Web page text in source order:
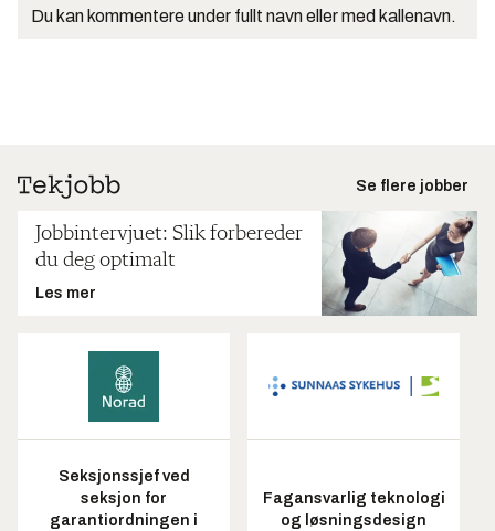
Du kan kommentere under fullt navn eller med kallenavn.
Se flere jobber
Jobbintervjuet: Slik forbereder
du deg optimalt
Les mer
Seksjonssjef ved
seksjon for
garantiordningen i
Fagansvarlig teknologi
og løsningsdesign